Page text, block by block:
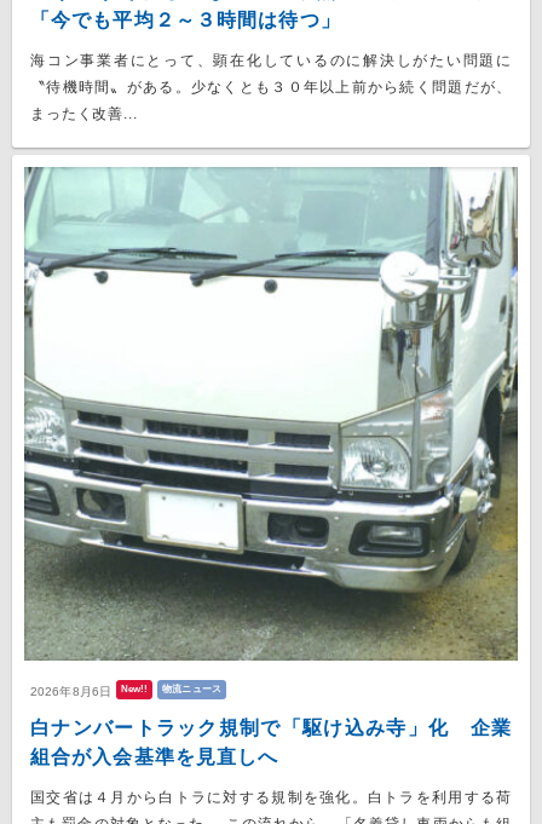
「今でも平均２～３時間は待つ」
海コン事業者にとって、顕在化しているのに解決しがたい問題に
〝待機時間〟がある。少なくとも３０年以上前から続く問題だが、
まったく改善...
2026年8月6日 New!! 物流ニュース
白ナンバートラック規制で「駆け込み寺」化 企業
組合が入会基準を見直しへ
国交省は４月から白トラに対する規制を強化。白トラを利用する荷